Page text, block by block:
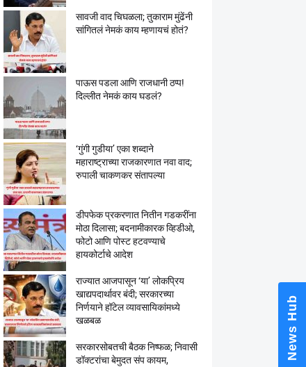
सावजी वाद चिघळला; तुकाराम मुंढेंनी
सांगितलं नेमकं काय म्हणायचं होतं?
पाऊस पडला आणि राजधानी ठप्प!
दिल्लीत नेमकं काय घडलं?
‘गुंगी गुडीया’ एका शब्दाने
महाराष्ट्राच्या राजकारणात नवा वाद;
रुपाली चाकणकर संतापल्या
डीपफेक प्रकरणात नितीन गडकरींना
मोठा दिलासा; बदनामीकारक व्हिडीओ,
फोटो आणि पोस्ट हटवण्याचे
हायकोर्टाचे आदेश
राज्यात आजपासून ‘या’ लोकप्रिय
खाद्यपदार्थावर बंदी; सरकारच्या
निर्णयाने हॉटेल व्यावसायिकांमध्ये
खळबळ
सरकारसोबतची बैठक निष्फळ; निवासी
डॉक्टरांचा बेमुदत संप कायम,
News Hub